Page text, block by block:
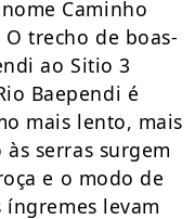
Caminho
O trecho de boas-
ao Sitio 3
Baependi é
mais lento, mais
serras surgem
e o modo de
levam